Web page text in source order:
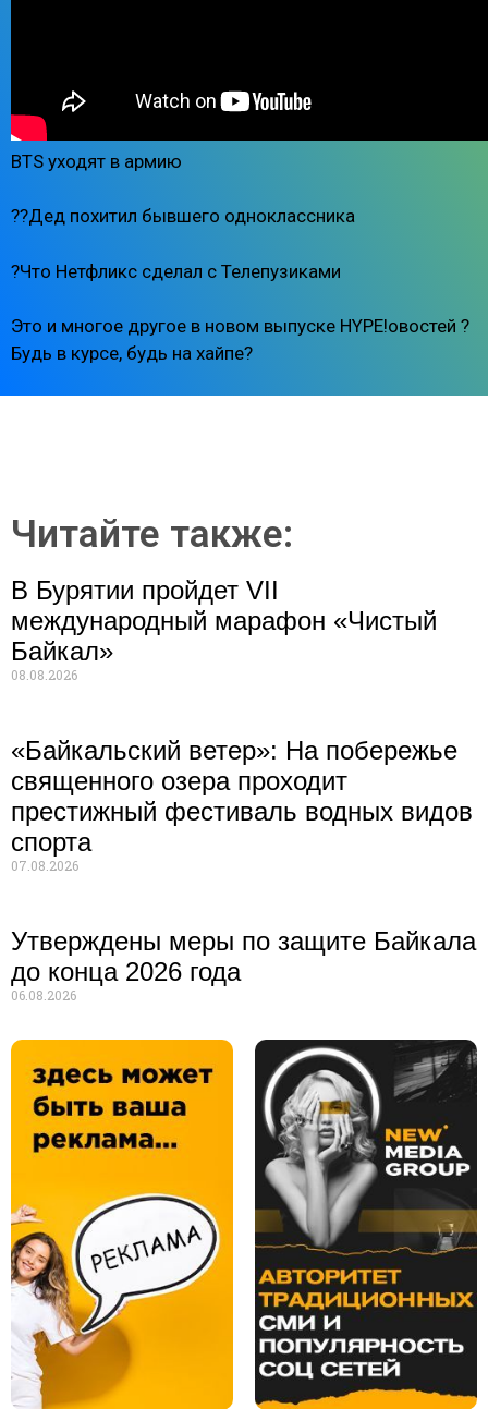
BTS уходят в армию
??Дед похитил бывшего одноклассника
?Что Нетфликс сделал с Телепузиками
Это и многое другое в новом выпуске HYPE!овостей ?
Будь в курсе, будь на хайпе?
Читайте также:
В Бурятии пройдет VII
международный марафон «Чистый
Байкал»
08.08.2026
«Байкальский ветер»: На побережье
священного озера проходит
престижный фестиваль водных видов
спорта
07.08.2026
Утверждены меры по защите Байкала
до конца 2026 года
06.08.2026